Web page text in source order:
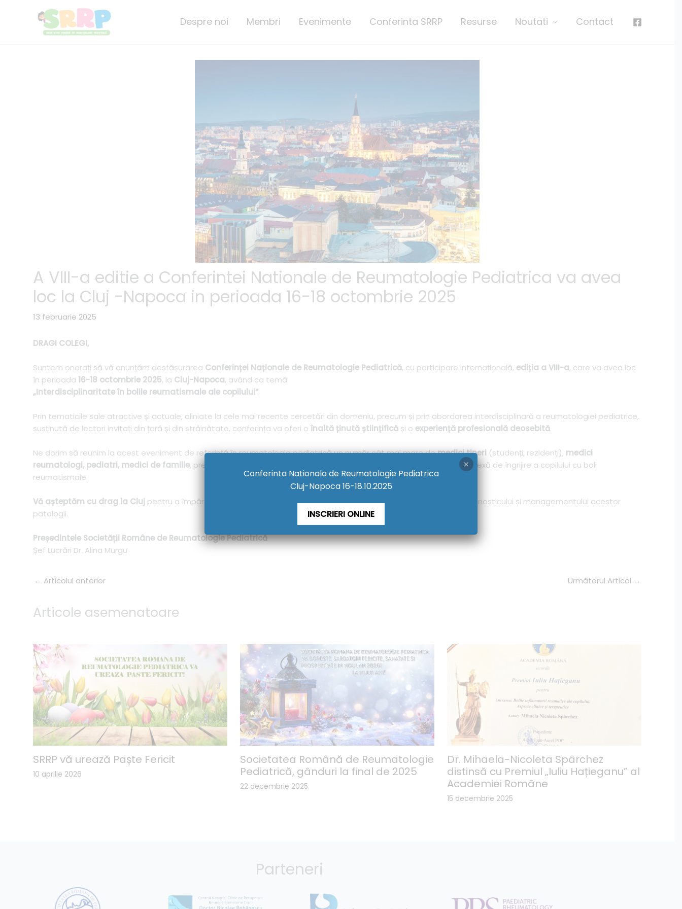
Despre noi Membri Evenimente Conferinta SRRP Resurse Noutati Contact
A VIII-a editie a Conferintei Nationale de Reumatologie Pediatrica va avea
loc la Cluj -Napoca in perioada 16-18 octombrie 2025
13 februarie 2025
DRAGI COLEGI,
Suntem onorați să vă anunțăm desfășurarea Conferinței Naționale de Reumatologie Pediatrică, cu participare internațională, ediția a VIII-a, care va avea loc
în perioada 16-18 octombrie 2025, la Cluj-Napoca, având ca temă:
„Interdisciplinaritate în bolile reumatismale ale copilului”.
Prin tematicile sale atractive și actuale, aliniate la cele mai recente cercetări din domeniu, precum și prin abordarea interdisciplinară a reumatologiei pediatrice,
susținută de lectori invitați din țară și din străinătate, conferința va oferi o înaltă ținută științificăși o experiență profesională deosebită.
Ne dorim să reunim la acest eveniment de referință în reumatologia pediatrică un număr cât mai mare demedici tineri (studenți, rezidenți), medici
reumatologi, pediatri, medici de familie, precum și
, care fac parte din echipa complexă de îngrijire a copilului cu boli
reumatismale.
Vă așteptăm cu drag la Cluj pentru a împărtăși experiențe valoroase, menite să contribuie la creșterea calității diagnosticului și managementului acestor
patologii.
Președintele Societății Române de Reumatologie Pediatrică
Șef Lucrări Dr. Alina Murgu
← Articolul anterior Următorul Articol →
Articole asemenatoare
SRRP vă urează Paște Fericit
10 aprilie 2026
Societatea Română de Reumatologie
Pediatrică, gânduri la final de 2025
22 decembrie 2025
Dr. Mihaela-Nicoleta Spârchez
distinsă cu Premiul „Iuliu Hațieganu” al
Academiei Române
15 decembrie 2025
Parteneri
Conferinta Nationala de Reumatologie Pediatrica
Cluj-Napoca 16-18.10.2025
INSCRIERI ONLINE
×